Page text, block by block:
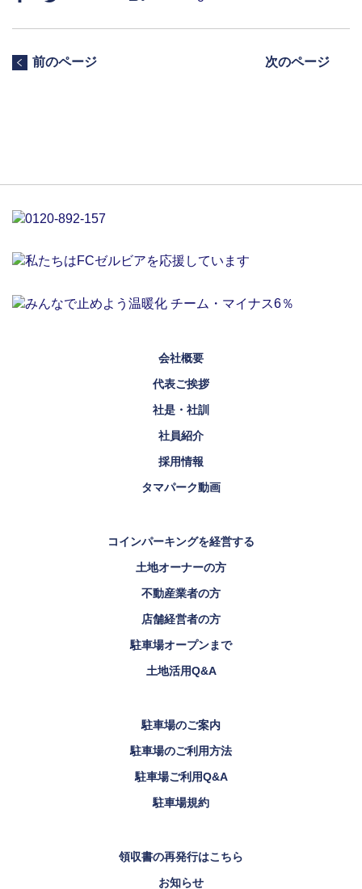
前のページ 次のページ
会社概要
代表ご挨拶
社是・社訓
社員紹介
採用情報
タマパーク動画
コインパーキングを経営する
土地オーナーの方
不動産業者の方
店舗経営者の方
駐車場オープンまで
土地活用Q&A
駐車場のご案内
駐車場のご利用方法
駐車場ご利用Q&A
駐車場規約
領収書の再発行はこちら
お知らせ